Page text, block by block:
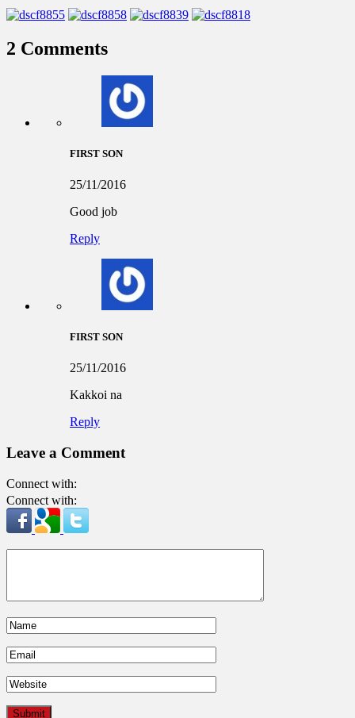
2 Comments
FIRST SON
25/11/2016
Good job
Reply
FIRST SON
25/11/2016
Kakkoi na
Reply
Leave a Comment
Connect with:
Connect with: